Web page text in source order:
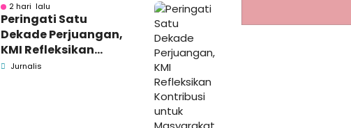
2 hari lalu
Peringati Satu
Dekade Perjuangan,
KMI Refleksikan
Kontribusi untuk
Jurnalis